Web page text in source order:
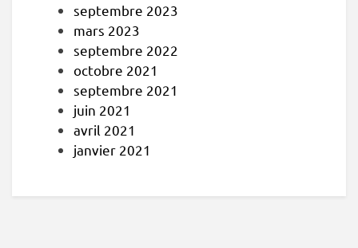
septembre 2023
mars 2023
septembre 2022
octobre 2021
septembre 2021
juin 2021
avril 2021
janvier 2021